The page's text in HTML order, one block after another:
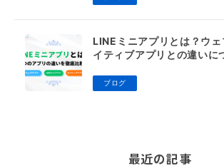
LINEミニアプリとは？ウ
イティブアプリとの違いに
ブログ
最近の記事